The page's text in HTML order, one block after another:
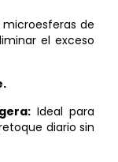
de
el exceso
Ideal para
diario sin